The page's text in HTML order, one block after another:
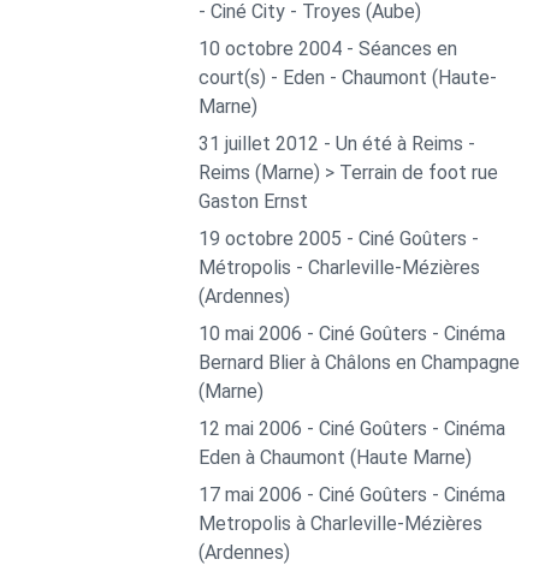
- Ciné City - Troyes (Aube)
10 octobre 2004 - Séances en
court(s) - Eden - Chaumont (Haute-
Marne)
31 juillet 2012 - Un été à Reims -
Reims (Marne) > Terrain de foot rue
Gaston Ernst
19 octobre 2005 - Ciné Goûters -
Métropolis - Charleville-Mézières
(Ardennes)
10 mai 2006 - Ciné Goûters - Cinéma
Bernard Blier à Châlons en Champagne
(Marne)
12 mai 2006 - Ciné Goûters - Cinéma
Eden à Chaumont (Haute Marne)
17 mai 2006 - Ciné Goûters - Cinéma
Metropolis à Charleville-Mézières
(Ardennes)